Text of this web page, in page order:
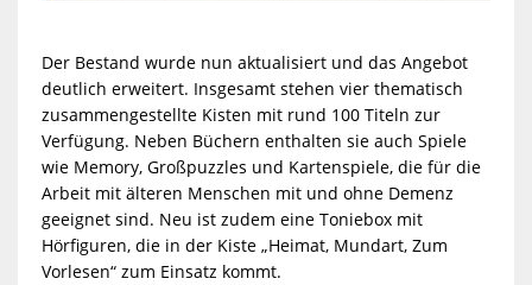
Der Bestand wurde nun aktualisiert und das Angebot
deutlich erweitert. Insgesamt stehen vier thematisch
zusammengestellte Kisten mit rund 100 Titeln zur
Verfügung. Neben Büchern enthalten sie auch Spiele
wie Memory, Großpuzzles und Kartenspiele, die für die
Arbeit mit älteren Menschen mit und ohne Demenz
geeignet sind. Neu ist zudem eine Toniebox mit
Hörfiguren, die in der Kiste „Heimat, Mundart, Zum
Vorlesen“ zum Einsatz kommt.